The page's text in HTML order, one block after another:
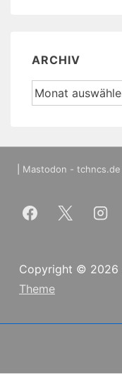
ARCHIV
Archiv
Mastodon - tchncs.de
Copyright © 2026
Theme